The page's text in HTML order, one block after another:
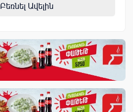
Բեռնել Ավելին